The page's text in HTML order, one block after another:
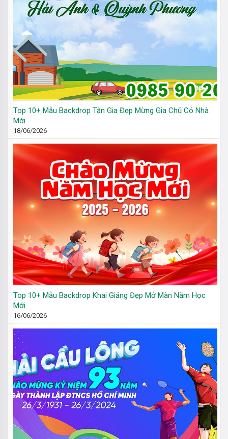
Top 10+ Mẫu Backdrop Tân Gia Đẹp Mừng Gia Chủ Có Nhà
Mới
18/06/2026
Top 10+ Mẫu Backdrop Khai Giảng Đẹp Mở Màn Năm Học
Mới
16/06/2026